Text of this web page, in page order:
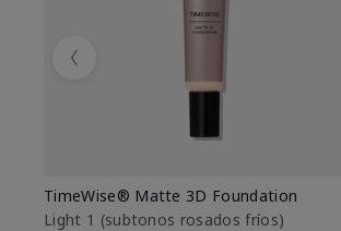
TimeWise® Matte 3D Foundation
Light 1​ (subtonos rosados fríos)
Previous